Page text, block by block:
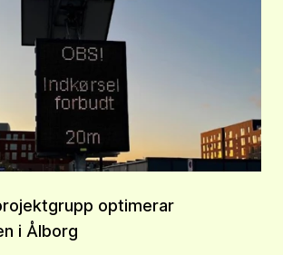
optimerar
i Ålborg